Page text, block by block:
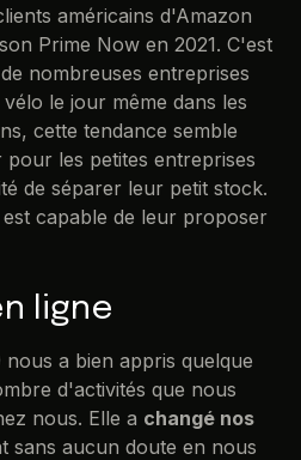
américains d'Amazon
Prime Now en 2021. C'est
nombreuses entreprises
le jour même dans les
cette tendance semble
pour les petites entreprises
de séparer leur petit stock.
capable de leur proposer
ligne
nous a bien appris quelque
d'activités que nous
nous. Elle a changé nos
sans aucun doute en nous